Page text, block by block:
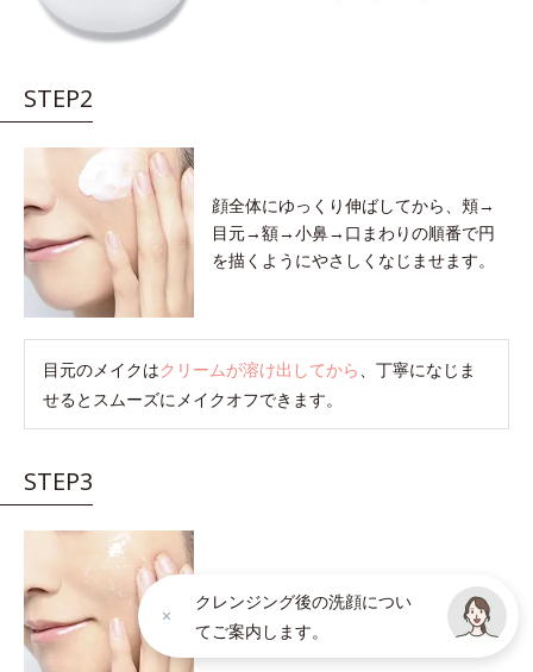
STEP2
顔全体にゆっくり伸ばしてから、頬→
目元→額→小鼻→口まわりの順番で円
を描くようにやさしくなじませます。
目元のメイクはクリームが溶け出してから、丁寧になじま
せるとスムーズにメイクオフできます。
STEP3
クリームが肌の上でメイク汚れを巻き
こむと軽い感触に変わります。
感触が
軽くなったら洗い流しのサインです。
クレンジング後の洗顔につい
てご案内します。